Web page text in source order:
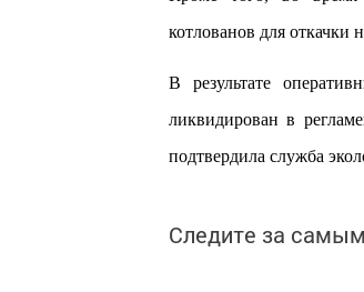
котлованов для
В результате
ликвидирован в
подтвердила служба
Следите за